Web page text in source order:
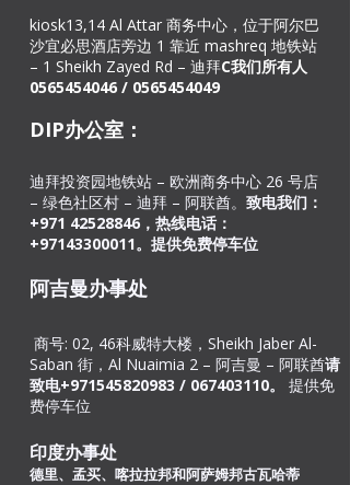
kiosk13,14 Al Attar 商务中心，位于阿尔巴
沙宜必思酒店旁边 1 靠近 mashreq 地铁站
– 1 Sheikh Zayed Rd – 迪拜C我们所有人
0565454046 / 0565454049
DIP办公室：
迪拜投资园地铁站 – 欧洲商务中心 26 号店
– 绿色社区村 – 迪拜 – 阿联酋。 致电我们：
+971 42528846 ，热线电话：
+97143300011。提供免费停车位​
阿吉曼办事处
商号: 02, 46科威特大楼，Sheikh Jaber Al-
Saban 街，Al Nuaimia 2 – 阿吉曼 – 阿联酋请
致电+971545820983 / 067403110。
提供免
费停车位
印度办事处
德里、孟买、喀拉拉邦和阿萨姆邦古瓦哈蒂